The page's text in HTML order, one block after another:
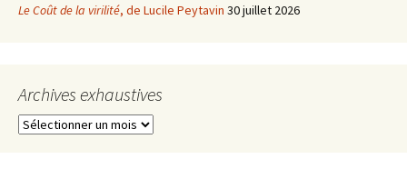
Le Coût de la virilité, de Lucile Peytavin 30 juillet 2026
Archives exhaustives
Archives